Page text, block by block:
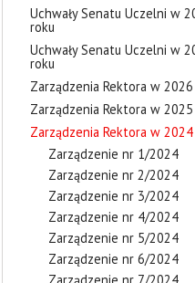
Uchwały Senatu Uczelni w
roku
Uchwały Senatu Uczelni w
roku
Zarządzenia Rektora w
Zarządzenia Rektora w
Zarządzenia Rektora w
Zarządzenie nr 1/2024
Zarządzenie nr 2/2024
Zarządzenie nr 3/2024
Zarządzenie nr 4/2024
Zarządzenie nr 5/2024
Zarządzenie nr 6/2024